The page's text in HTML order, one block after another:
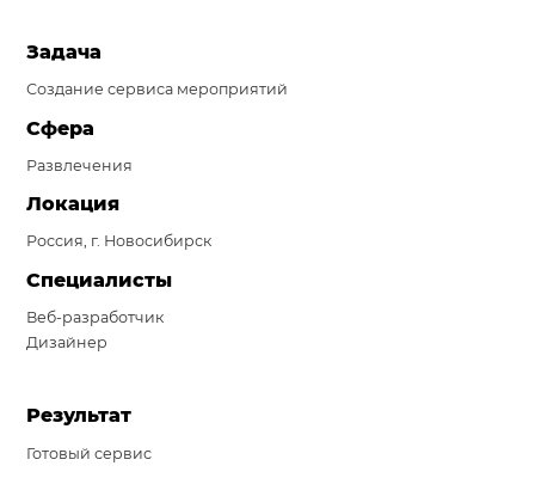
Повышение конверсии сайтов
Блог
Задача
Создание сервиса мероприятий
Сфера
Развлечения
Локация
Россия, г. Новосибирск
Специалисты
Веб-разработчик
Дизайнер
Результат
Готовый сервис